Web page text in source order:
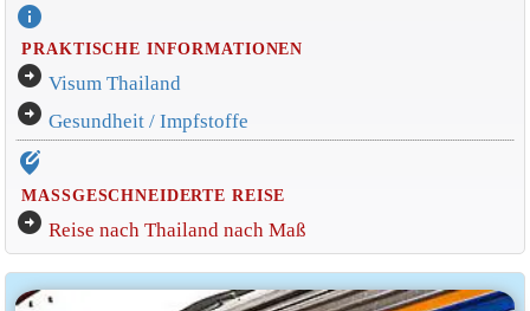
info
PRAKTISCHE INFORMATIONEN
arrow_circle_right Visum Thailand
arrow_circle_right Gesundheit / Impfstoffe
edit_location_alt
MASSGESCHNEIDERTE REISE
arrow_circle_right Reise nach Thailand nach Maß